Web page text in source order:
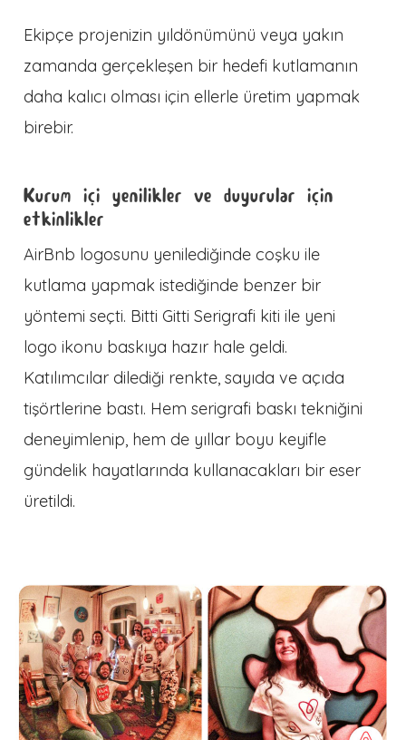
Ekipçe projenizin yıldönümünü veya yakın
zamanda gerçekleşen bir hedefi kutlamanın
daha kalıcı olması için ellerle üretim yapmak
birebir.
Kurum içi yenilikler ve duyurular için
etkinlikler
AirBnb logosunu yenilediğinde coşku ile
kutlama yapmak istediğinde benzer bir
yöntemi seçti. Bitti Gitti Serigrafi kiti ile yeni
logo ikonu baskıya hazır hale geldi.
Katılımcılar dilediği renkte, sayıda ve açıda
tişörtlerine bastı. Hem serigrafi baskı tekniğini
deneyimlenip, hem de yıllar boyu keyifle
gündelik hayatlarında kullanacakları bir eser
üretildi.